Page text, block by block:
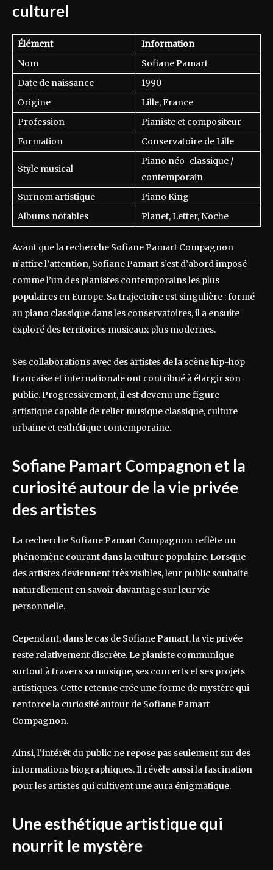
culturel
Élément
Information
Nom
Sofiane Pamart
Date de naissance
1990
Origine
Lille, France
Profession
Pianiste et compositeur
Formation
Conservatoire de Lille
Style musical
Piano néo-classique /
contemporain
Surnom artistique
Piano King
Albums notables
Planet, Letter, Noche
Avant que la recherche Sofiane Pamart Compagnon
n’attire l’attention, Sofiane Pamart s’est d’abord imposé
comme l’un des pianistes contemporains les plus
populaires en Europe. Sa trajectoire est singulière : formé
au piano classique dans les conservatoires, il a ensuite
exploré des territoires musicaux plus modernes.
Ses collaborations avec des artistes de la scène hip-hop
française et internationale ont contribué à élargir son
public. Progressivement, il est devenu une figure
artistique capable de relier musique classique, culture
urbaine et esthétique contemporaine.
Sofiane Pamart Compagnon et la
curiosité autour de la vie privée
des artistes
La recherche Sofiane Pamart Compagnon reflète un
phénomène courant dans la culture populaire. Lorsque
des artistes deviennent très visibles, leur public souhaite
naturellement en savoir davantage sur leur vie
personnelle.
Cependant, dans le cas de Sofiane Pamart, la vie privée
reste relativement discrète. Le pianiste communique
surtout à travers sa musique, ses concerts et ses projets
artistiques. Cette retenue crée une forme de mystère qui
renforce la curiosité autour de Sofiane Pamart
Compagnon.
Ainsi, l’intérêt du public ne repose pas seulement sur des
informations biographiques. Il révèle aussi la fascination
pour les artistes qui cultivent une aura énigmatique.
Une esthétique artistique qui
nourrit le mystère